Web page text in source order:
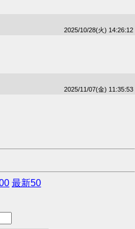
2025/10/28(火) 14:26:12
2025/11/07(金) 11:35:53
最新50